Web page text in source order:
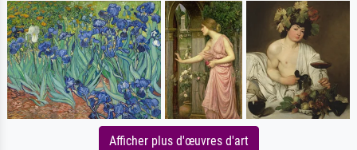
Afficher plus d'œuvres d'art